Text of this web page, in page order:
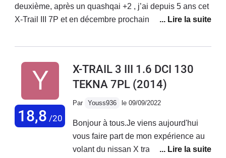
deuxième, après un quashqai +2 , j’ai depuis 5 ans cet
X-Trail III 7P et en décembre prochain, je prends
c’est que je suis content de ces voitures. Jamais de
voiture, j’ai eu des problèmes de batterie. Surtout éviter
d’écouter la radio ou la musique quand le moteur est
arrêté. Spécifiquement à la X-Trail III, j’ai eu un voyant (
moteur) qui s’allumait régulièrement et s’éteignait
après. Aussi le voyant de collision comme si j’avais eu
un choc à l’arrière. Très peu de problème par rapport à
tout ce que j’ai pu lire ici. Je suis content de mes
18,8 /20
X-TRAIL 3 III 1.6 DCI 130
TEKNA 7PL (2014)
Par Youss936 le 09/09/2022
Bonjour à tous.Je viens aujourd'hui
vous faire part de mon expérience au
volant du nissan X trail Tekna 1.6 dci